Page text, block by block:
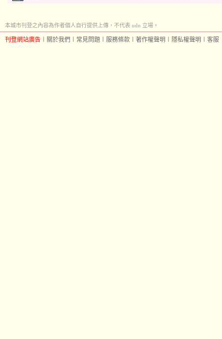
本城市刊登之內容為作者個人自行提供上傳，不代表 udn 立場。
刊登網站廣告 關於我們 常見問題 服務條款 著作權聲明 隱私權聲明 客服